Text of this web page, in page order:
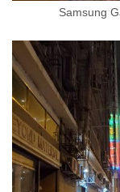
Samsung